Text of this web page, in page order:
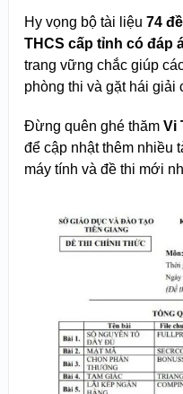
Hy vọng bộ tài liệu 74
THCS cấp tỉnh có đáp
trang vững chắc giúp
phòng thi và gặt hái giải
Đừng quên ghé thăm Vi
để cập nhật thêm nhiều
máy tính và đề thi mới